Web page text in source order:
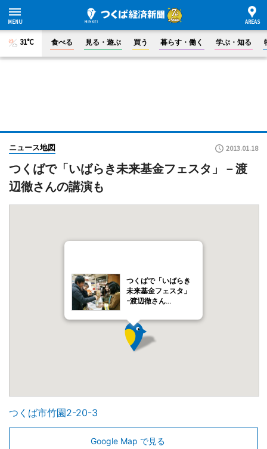
31°C 食べる 見る・遊ぶ 買う 暮らす・働く 学ぶ・知る
ニュース地図 2013.01.18
つくばで「いばらき未来基金フェスタ」－渡
辺徹さんの講演も
つくばで「いばらき
未来基金フェスタ」
−渡辺徹さん…
つくば市竹園2-20-3
Google Map で見る